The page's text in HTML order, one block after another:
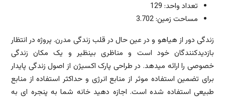
تعداد واحد: 129
مساحت زمین: 3.702
زندگی دور از هیاهو و در عین حال در قلب زندگی مدرن. پروژه در انتظار
بازدیدکنندگان خود است و مناظری بینظیر و یک مکان زندگی
خصوصی را ارائه میدهد. در طراحی پارک اکسیژن از اصول زندگی پایدار
برای تضمین استفاده موثر از منابع انرژی و حداکثر استفاده از منابع
طبیعی استفاده شده است. اجازه دهید خانه شما به پنجره ای به